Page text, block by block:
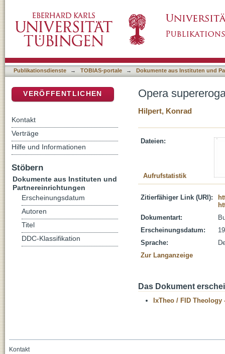
Publikationsdienste → TOBIAS-portale → Dokumente aus Instituten und
Opera
Hilpert, Konrad
Dateien:
Aufrufstatistik
Zitierfähiger Link (URI):
Dokumentart:
Erscheinungsdatum:
Sprache:
Zur Langanzeige
Das Dokument
IxTheo / FID Theology
VERÖFFENTLICHEN
Kontakt
Verträge
Hilfe und Informationen
Stöbern
Dokumente aus Instituten und
Partnereinrichtungen
Erscheinungsdatum
Autoren
Titel
DDC-Klassifikation
Kontakt